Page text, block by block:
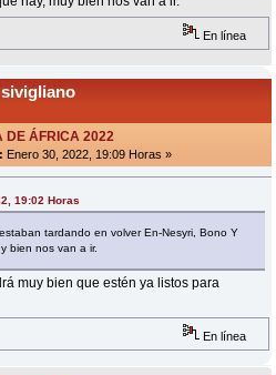
En línea
sivigliano
DE ÁFRICA 2022
Enero 30, 2022, 19:09 Horas »
19:02 Horas
tardando en volver En-Nesyri, Bono Y
bien nos van a ir.
muy bien que estén ya listos para
En línea